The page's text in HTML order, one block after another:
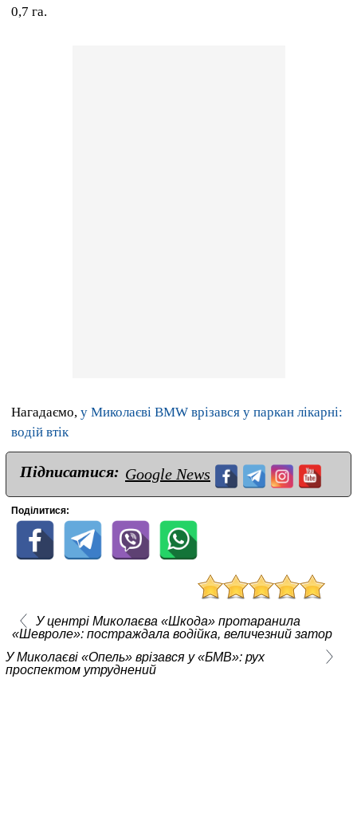
0,7 га.
Нагадаємо, у Миколаєві BMW врізався у паркан лікарні:
водій втік
Підписатися: Google News
Поділитися:
У центрі Миколаєва «Шкода» протаранила
«Шевроле»: постраждала водійка, величезний затор
У Миколаєві «Опель» врізався у «БМВ»: рух
проспектом утруднений